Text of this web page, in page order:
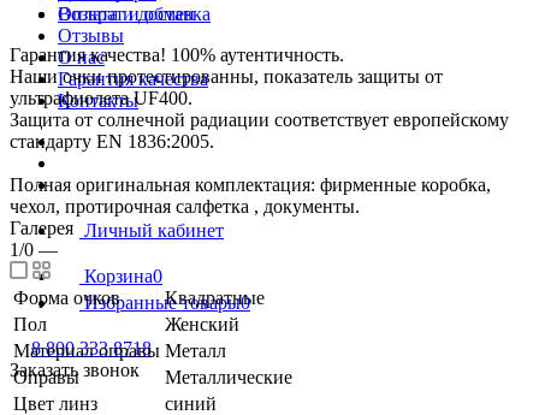
Оплата и доставка
Отзывы
О нас
Гарантия качества
Контакты
Личный кабинет
Корзина0
Избранные товары0
8 800 333 8718
Заказать звонок
Возврат и обмен
Гарантия качества! 100% аутентичность.
Наши очки протестированны, показатель защиты от
ультрафиолета UF400.
Защита от солнечной радиации соответствует европейскому
стандарту EN 1836:2005.
Полная оригинальная комплектация: фирменные коробка,
чехол, протирочная салфетка , документы.
Галерея
1/0 —
Форма очков
Квадратные
Пол
Женский
Материал оправы Металл
Оправы
Металлические
Цвет линз
синий